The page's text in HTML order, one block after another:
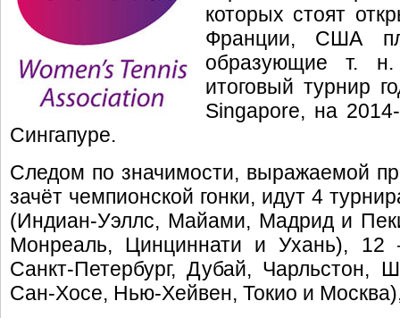
которых стоят
Франции, США
образующие т.
итоговый турнир
Singapore, на
Сингапуре.
Следом по значимости, выражаемой
зачёт чемпионской гонки, идут 4
(Индиан-Уэллс, Майами, Мадрид и
Монреаль, Цинциннати и Ухань), 12
Санкт-Петербург, Дубай, Чарльстон,
Сан-Хосе, Нью-Хейвен, Токио и